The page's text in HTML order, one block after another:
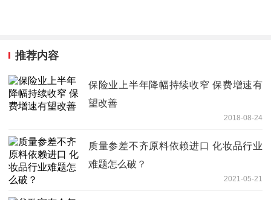
推荐内容
保险业上半年降幅持续收窄 保费增速有
望改善
2018-08-24
质量参差不齐原料依赖进口 化妆品行业
难题怎么破？
2021-05-21